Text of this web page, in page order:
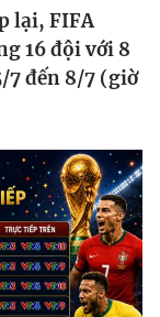
lại, FIFA
16 đội với 8
7 đến 8/7 (giờ